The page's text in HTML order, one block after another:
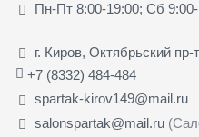
Пн-Пт 8:00-19:00; Сб
г. Киров, Октябрьский пр-
+7 (8332) 484-484
spartak-kirov149@mail.ru
salonspartak@mail.ru